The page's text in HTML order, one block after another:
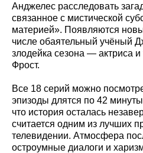
Анджелес расследовать
связанное с мистической
материей». Появляются
числе обаятельный учёный
злодейка сезона — актриса
Фрост.
Все 18 серий можно
эпизоды длятся по 42
что история осталась
считается одним из лучших
телевидении. Атмосфера
остроумные диалоги и